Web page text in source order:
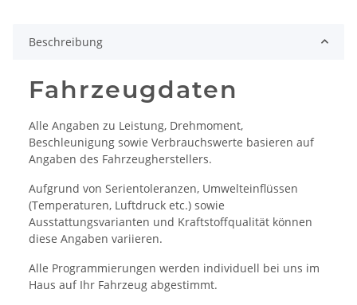
Beschreibung
Fahrzeugdaten
Alle Angaben zu Leistung, Drehmoment,
Beschleunigung sowie Verbrauchswerte basieren auf
Angaben des Fahrzeugherstellers.
Aufgrund von Serientoleranzen, Umwelteinflüssen
(Temperaturen, Luftdruck etc.) sowie
Ausstattungsvarianten und Kraftstoffqualität können
diese Angaben variieren.
Alle Programmierungen werden individuell bei uns im
Haus auf Ihr Fahrzeug abgestimmt.